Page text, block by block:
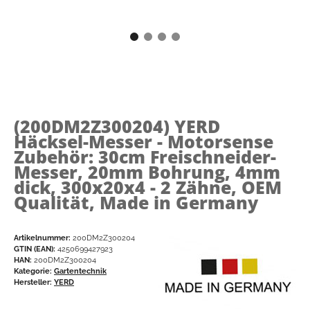
(200DM2Z300204) YERD
Häcksel-Messer - Motorsense
Zubehör: 30cm Freischneider-
Messer, 20mm Bohrung, 4mm
dick, 300x20x4 - 2 Zähne, OEM
Qualität, Made in Germany
Artikelnummer: 200DM2Z300204
GTIN (EAN): 4250699427923
HAN: 200DM2Z300204
Kategorie: Gartentechnik
Hersteller: YERD